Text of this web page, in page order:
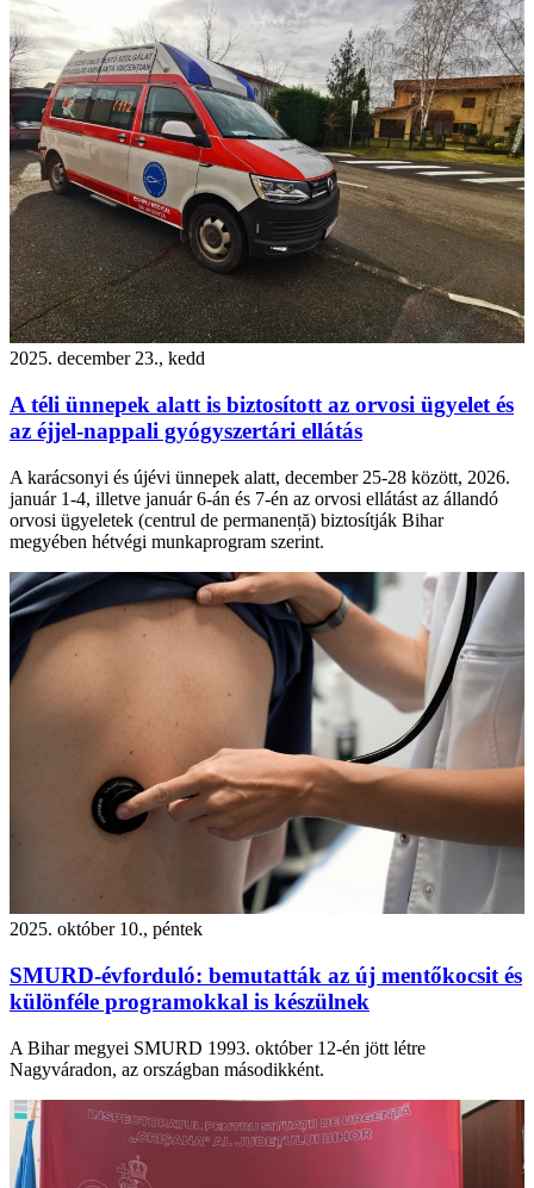
2025. december 23., kedd
A téli ünnepek alatt is biztosított az orvosi ügyelet és
az éjjel-nappali gyógyszertári ellátás
A karácsonyi és újévi ünnepek alatt, december 25-28 között, 2026.
január 1-4, illetve január 6-án és 7-én az orvosi ellátást az állandó
orvosi ügyeletek (centrul de permanență) biztosítják Bihar
megyében hétvégi munkaprogram szerint.
2025. október 10., péntek
SMURD-évforduló: bemutatták az új mentőkocsit és
különféle programokkal is készülnek
A Bihar megyei SMURD 1993. október 12-én jött létre
Nagyváradon, az országban másodikként.